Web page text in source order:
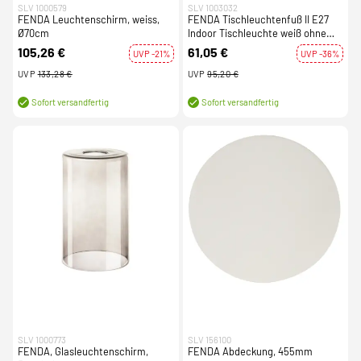
SLV 1000579
FENDA Leuchtenschirm, weiss,
Ø70cm
105,26 €
UVP -21%
UVP 133,28 €
Sofort versandfertig
SLV 1003032
FENDA Tischleuchtenfuß II E27
Indoor Tischleuchte weiß ohne
Schirm
61,05 €
UVP -36%
UVP 95,20 €
Sofort versandfertig
SLV 1000773
FENDA, Glasleuchtenschirm,
SLV 156100
FENDA Abdeckung, 455mm